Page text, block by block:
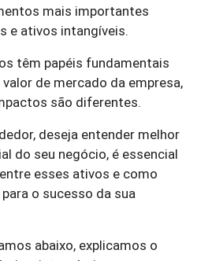
mais importantes
e ativos intangíveis.
têm papéis fundamentais
de mercado da empresa,
são diferentes.
deseja entender melhor
do seu negócio, é essencial
esses ativos e como
o sucesso da sua
abaixo, explicamos o